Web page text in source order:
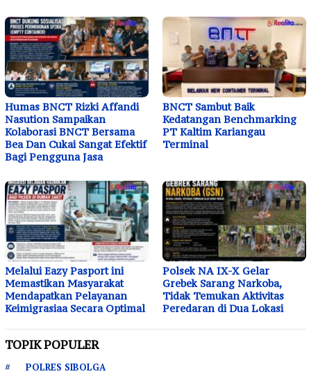
Humas BNCT Rizki Affandi
Nasution Sampaikan
Kolaborasi BNCT Bersama
Bea Dan Cukai Sangat Efektif
Bagi Pengguna Jasa
BNCT Sambut Baik
Kedatangan Benchmarking
PT Kaltim Kariangau
Terminal
Melalui Eazy Pasport ini
Memastikan Masyarakat
Mendapatkan Pelayanan
Keimigrasiaa Secara Optimal
Polsek NA IX-X Gelar
Grebek Sarang Narkoba,
Tidak Temukan Aktivitas
Peredaran di Dua Lokasi
TOPIK POPULER
POLRES SIBOLGA